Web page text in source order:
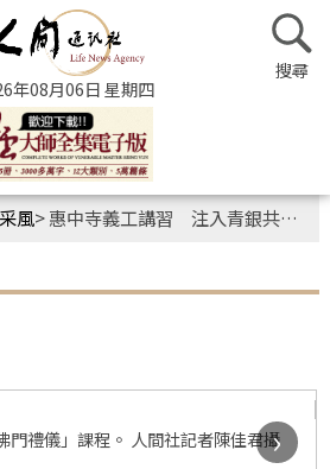
年08月06日 星期四
風>惠中寺義工講習 注入青銀共融新動能
門禮儀」課程。 人間社記者陳佳君攝
›